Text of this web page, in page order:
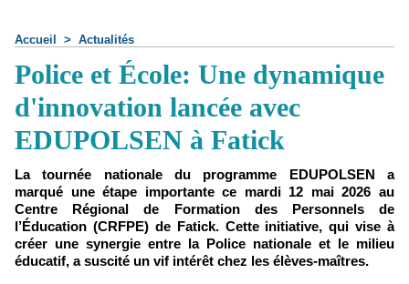
Accueil > Actualités
Police et École: Une dynamique
d'innovation lancée avec
EDUPOLSEN à Fatick
La tournée nationale du programme EDUPOLSEN a
marqué une étape importante ce mardi 12 mai 2026 au
Centre Régional de Formation des Personnels de
l’Éducation (CRFPE) de Fatick. Cette initiative, qui vise à
créer une synergie entre la Police nationale et le milieu
éducatif, a suscité un vif intérêt chez les élèves-maîtres.